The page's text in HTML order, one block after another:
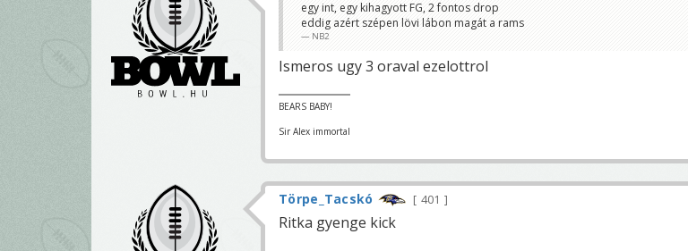
egy int, egy kihagyott FG, 2 fontos drop
eddig azért szépen lövi lábon magát a rams
NB2
Ismeros ugy 3 oraval ezelottrol
BEARS BABY!
Sir Alex immortal
Törpe_Tacskó 401
Ritka gyenge kick